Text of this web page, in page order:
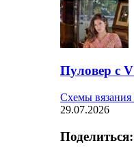
Пуловер с
Схемы
29.07.2026
Поделиться: